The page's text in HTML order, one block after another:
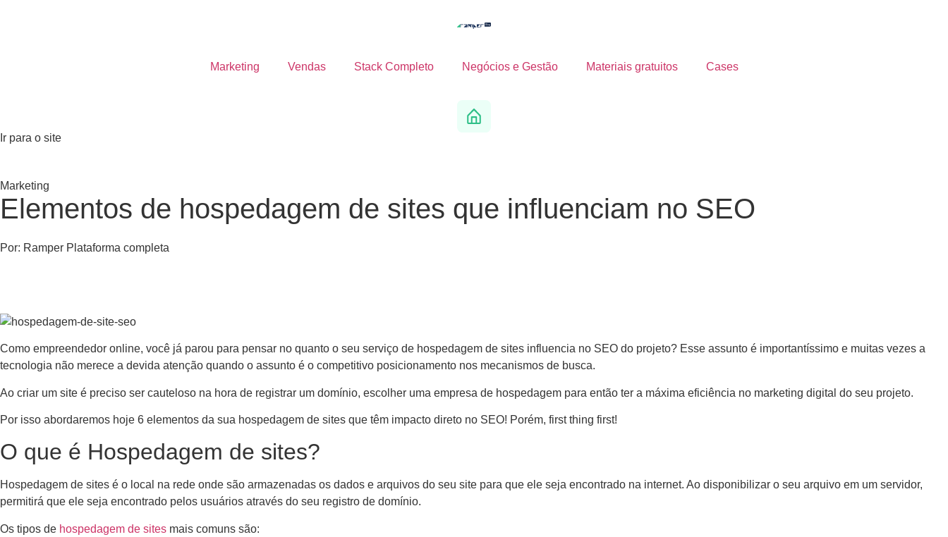
Marketing Vendas Stack Completo Negócios e Gestão Materiais gratuitos Cases
Ir para o site
Marketing
Elementos de hospedagem de sites que influenciam no SEO
Por: Ramper Plataforma completa
Como empreendedor online, você já parou para pensar no quanto o seu serviço de hospedagem de sites influencia no SEO do projeto? Esse assunto é importantíssimo e muitas vezes a
tecnologia não merece a devida atenção quando o assunto é o competitivo posicionamento nos mecanismos de busca.
Ao criar um site é preciso ser cauteloso na hora de registrar um domínio, escolher uma empresa de hospedagem para então ter a máxima eficiência no marketing digital do seu projeto.
Por isso abordaremos hoje 6 elementos da sua hospedagem de sites que têm impacto direto no SEO! Porém, first thing first!
O que é Hospedagem de sites?
Hospedagem de sites é o local na rede onde são armazenadas os dados e arquivos do seu site para que ele seja encontrado na internet. Ao disponibilizar o seu arquivo em um servidor,
permitirá que ele seja encontrado pelos usuários através do seu registro de domínio.
Os tipos de hospedagem de sites mais comuns são: